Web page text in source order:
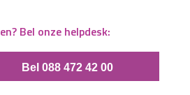
Bel onze helpdesk:
Bel 088 472 42 00